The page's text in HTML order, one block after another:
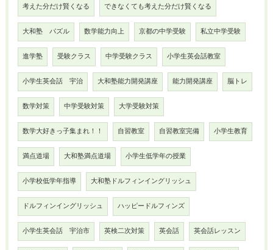
考えた分だけ賢くなる できなくても考えた分だけ賢くなる
大和塾 パズル 数学能力向上 京都の中学受験 私立中学受験
進学塾 受験クラス 中学受験クラス 小学生英会話教室
小学生英会話 宇治 大和塾能力開発講座 能力開発講座 脳トレ
数学対策 中学受験対策 大学受験対策
数学大好きっ子集まれ！！ 自習教室 自習教室完備 小学生教育
満点道場 大和塾満点道場 小学生低学年の授業
小学校低学年指導 大和塾ドルフィンイングリッシュ
ドルフィンイングリッシュ ハッピードルフィンズ
小学生英会話 宇治市 英検二次対策 英会話 英会話レッスン